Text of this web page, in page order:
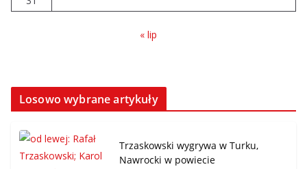
« lip
Losowo wybrane artykuły
Trzaskowski wygrywa w Turku,
Nawrocki w powiecie